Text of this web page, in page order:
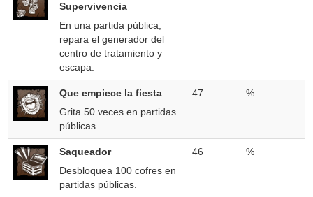
Supervivencia
En una partida pública,
repara el generador del
centro de tratamiento y
escapa.
Que empiece la fiesta
Grita 50 veces en partidas
públicas.
47 %
Saqueador
Desbloquea 100 cofres en
partidas públicas.
46 %